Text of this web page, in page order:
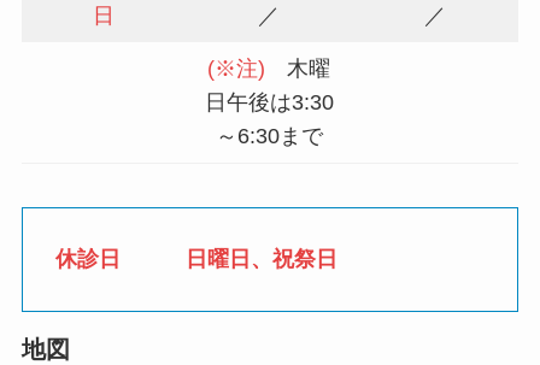
日 ／ ／
(※注) 木曜
日午後は3:30
～6:30まで
休診日 日曜日、祝祭日
地図